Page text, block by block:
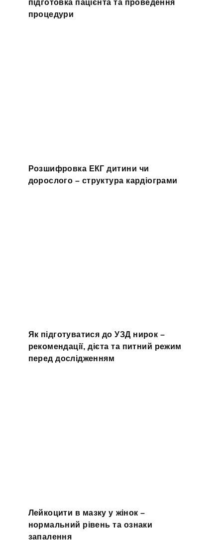
підготовка пацієнта та проведення
процедури
Розшифровка ЕКГ дитини чи
дорослого – структура кардіограми
Як підготуватися до УЗД нирок –
рекомендації, дієта та питний режим
перед дослідженням
Лейкоцити в мазку у жінок –
нормальний рівень та ознаки
запалення